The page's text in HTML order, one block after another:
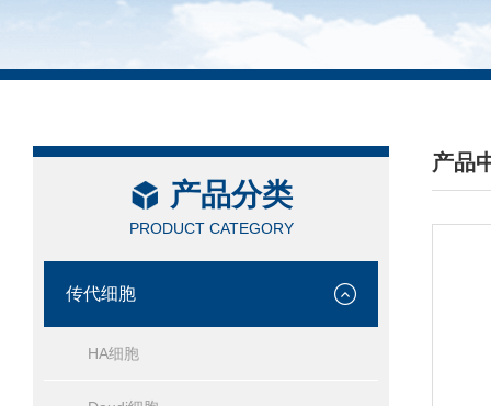
产品分类
PRODUCT CATEGORY
传代细胞
HA细胞
产品
/